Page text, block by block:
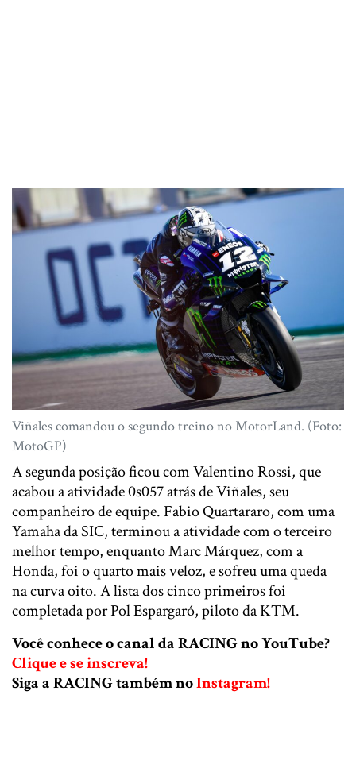
Viñales comandou o segundo treino no MotorLand. (Foto:
MotoGP)
A segunda posição ficou com Valentino Rossi, que
acabou a atividade 0s057 atrás de Viñales, seu
companheiro de equipe. Fabio Quartararo, com uma
Yamaha da SIC, terminou a atividade com o terceiro
melhor tempo, enquanto Marc Márquez, com a
Honda, foi o quarto mais veloz, e sofreu uma queda
na curva oito. A lista dos cinco primeiros foi
completada por Pol Espargaró, piloto da KTM.
Você conhece o canal da RACING no YouTube?
Clique e se inscreva!
Siga a RACING também noInstagram!